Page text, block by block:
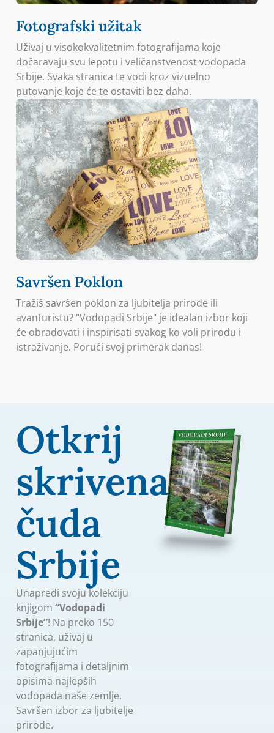
Fotografski užitak
Uživaj u visokokvalitetnim fotografijama koje
dočaravaju svu lepotu i veličanstvenost vodopada
Srbije. Svaka stranica te vodi kroz vizuelno
putovanje koje će te ostaviti bez daha.
Savršen Poklon
Tražiš savršen poklon za ljubitelja prirode ili
avanturistu? "Vodopadi Srbije" je idealan izbor koji
će obradovati i inspirisati svakog ko voli prirodu i
istraživanje. Poruči svoj primerak danas!
Otkrij
skrivena
čuda
Srbije
Unapredi svoju kolekciju
knjigom “Vodopadi
Srbije”! Na preko 150
stranica, uživaj u
zapanjujućim
fotografijama i detaljnim
opisima najlepših
vodopada naše zemlje.
Savršen izbor za ljubitelje
prirode.